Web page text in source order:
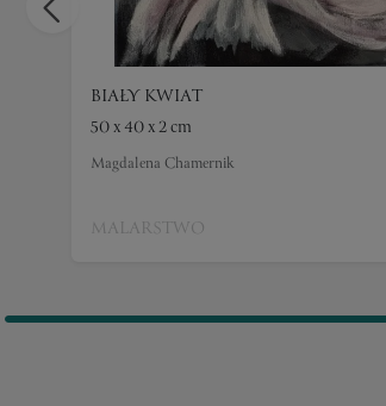
BIAŁY KWIAT
50 x 40 x 2 cm
Magdalena Chamernik
MALARSTWO